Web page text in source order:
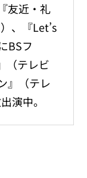
友近・礼
、『Let’s
BSフ
（テレビ
』（テレ
演中。